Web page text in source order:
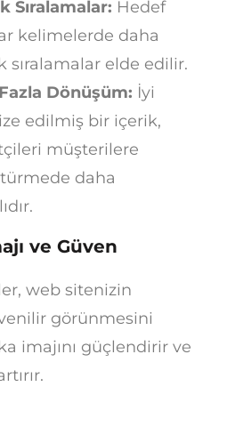
Sıralamalar: Hedef
kelimelerde daha
sıralamalar elde edilir.
Dönüşüm: İyi
edilmiş bir içerik,
müşterilere
daha
ve Güven
web sitenizin
görünmesini
imajını güçlendirir ve